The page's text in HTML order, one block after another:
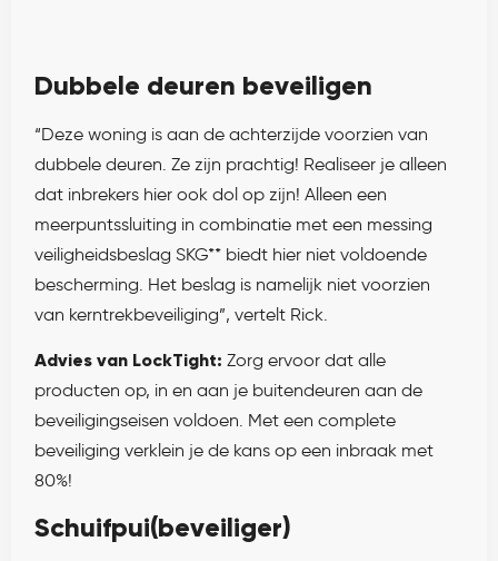
Dubbele deuren beveiligen
“Deze woning is aan de achterzijde voorzien van
dubbele deuren. Ze zijn prachtig! Realiseer je alleen
dat inbrekers hier ook dol op zijn! Alleen een
meerpuntssluiting in combinatie met een messing
veiligheidsbeslag SKG** biedt hier niet voldoende
bescherming. Het beslag is namelijk niet voorzien
van kerntrekbeveiliging”, vertelt Rick.
Advies van LockTight: Zorg ervoor dat alle
producten op, in en aan je buitendeuren aan de
beveiligingseisen voldoen. Met een complete
beveiliging verklein je de kans op een inbraak met
80%!
Schuifpui(beveiliger)